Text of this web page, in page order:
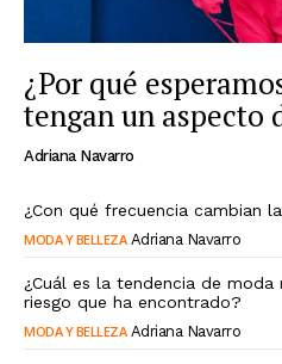
¿Por qué
tengan un aspecto
Adriana Navarro
¿Con qué frecuencia cambian
MODA Y BELLEZA Adriana Navarro
¿Cuál es la tendencia de
riesgo que ha encontrado?
MODA Y BELLEZA Adriana Navarro